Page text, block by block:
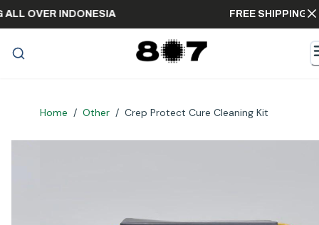
ALL OVER INDONESIA FREE
Home / Other / Crep Protect Cure Cleaning Kit